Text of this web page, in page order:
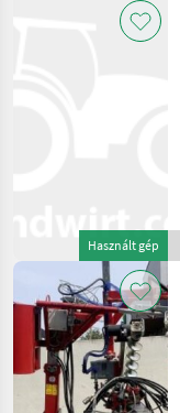
Használt gép